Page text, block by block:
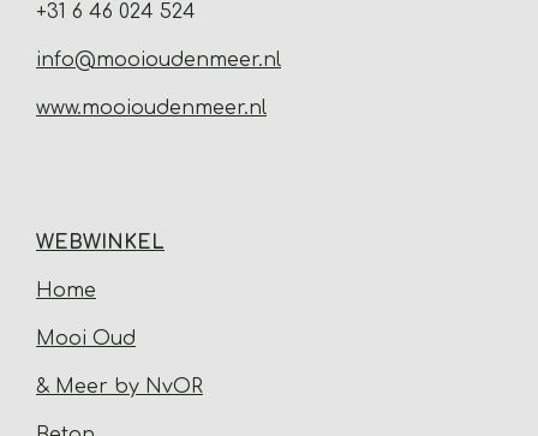
+31 6 46 024 524
info@mooioudenmeer.nl
www.mooioudenmeer.nl
WEBWINKEL
Home
Mooi Oud
& Meer by NvOR